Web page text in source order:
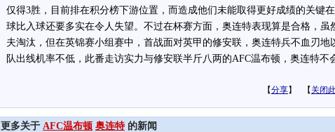
仅得3胜，目前排在积分榜下游位置，而造成他们未能取得更好成绩的关键
球比入球还要多实在令人失望。不过在杯赛方面，奥连特表现算是合格，虽
夫淘汰，但在英锦赛小组赛中，首战面对英甲的修安联，奥连特兵不血刃地
队出线机率不低，此番走访实力与修安联半斤八两的AFC温布顿，奥连特不
【分享】 【 关闭
更多关于 AFC温布顿 奥连特的新闻